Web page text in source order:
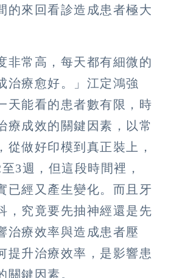
的來回看診造成患者極大
非常高，每天都有細微的
治療愈好。」江定鴻強
天能看的患者數有限，時
療成效的關鍵因素，以常
從做好印模到真正裝上，
3週，但這段時間裡，
已經又產生變化。而且牙
，究竟要先抽神經還是先
治療效率與造成患者壓
提升治療效率，是影響患
關鍵因素。